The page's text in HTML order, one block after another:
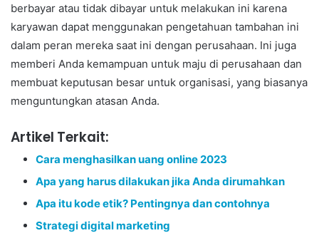
berbayar atau tidak dibayar untuk melakukan ini karena
karyawan dapat menggunakan pengetahuan tambahan ini
dalam peran mereka saat ini dengan perusahaan. Ini juga
memberi Anda kemampuan untuk maju di perusahaan dan
membuat keputusan besar untuk organisasi, yang biasanya
menguntungkan atasan Anda.
Artikel Terkait:
Cara menghasilkan uang online 2023
Apa yang harus dilakukan jika Anda dirumahkan
Apa itu kode etik? Pentingnya dan contohnya
Strategi digital marketing